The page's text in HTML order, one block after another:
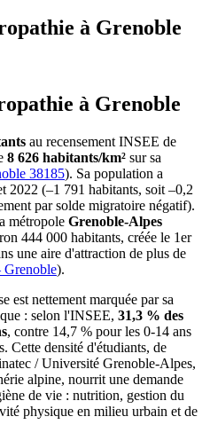
à Grenoble
à Grenoble
au recensement INSEE de
8 626 habitants/km² sur sa
38185). Sa population a
2022 (–1 791 habitants, soit –0,2
par solde migratoire négatif).
métropole Grenoble-Alpes
444 000 habitants, créée le 1er
une aire d'attraction de plus de
Grenoble).
est nettement marquée par sa
: selon l'INSEE, 31,3 % des
, contre 14,7 % pour les 0-14 ans
Cette densité d'étudiants, de
/ Université Grenoble-Alpes,
alpine, nourrit une demande
de vie : nutrition, gestion du
physique en milieu urbain et de